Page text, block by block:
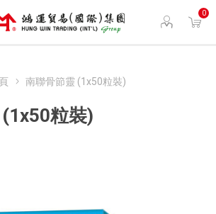
0
南聯骨節靈 (1x50粒裝)
粒裝)